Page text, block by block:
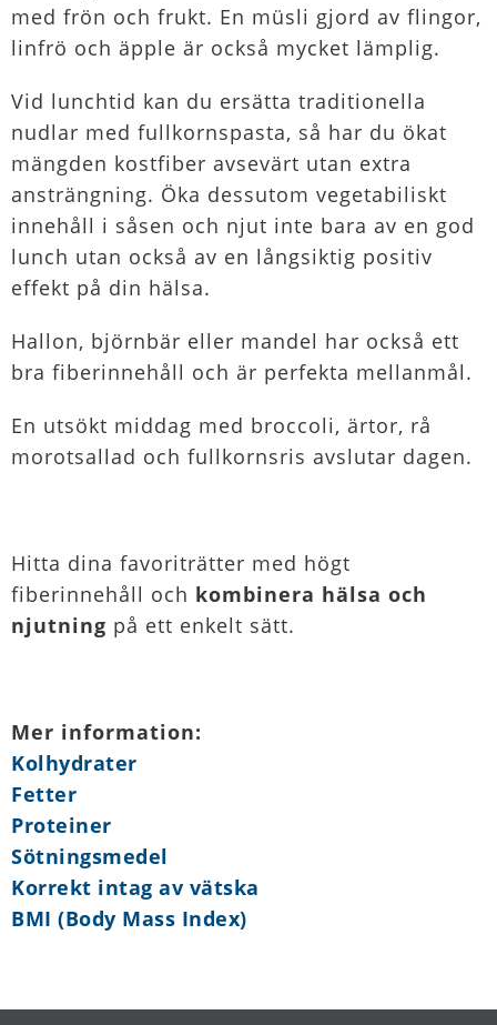
med frön och frukt. En müsli gjord av flingor,
linfrö och äpple är också mycket lämplig.
Vid lunchtid kan du ersätta traditionella
nudlar med fullkornspasta, så har du ökat
mängden kostfiber avsevärt utan extra
ansträngning. Öka dessutom vegetabiliskt
innehåll i såsen och njut inte bara av en god
lunch utan också av en långsiktig positiv
effekt på din hälsa.
Hallon, björnbär eller mandel har också ett
bra fiberinnehåll och är perfekta mellanmål.
En utsökt middag med broccoli, ärtor, rå
morotsallad och fullkornsris avslutar dagen.
Hitta dina favoriträtter med högt
fiberinnehåll och kombinera hälsa och
njutning på ett enkelt sätt.
Mer information:
Kolhydrater
Fetter
Proteiner
Sötningsmedel
Korrekt intag av vätska
BMI (Body Mass Index)